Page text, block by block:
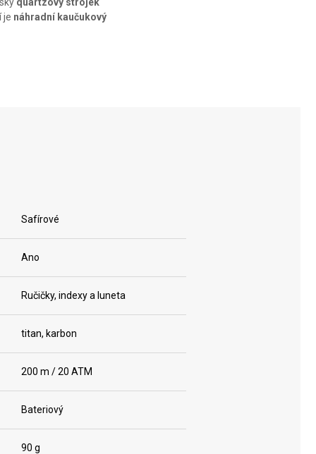
quartzový strojek
je náhradní kaučukový
Safírové
Ano
Ručičky, indexy a luneta
titan, karbon
200 m / 20 ATM
Bateriový
90 g